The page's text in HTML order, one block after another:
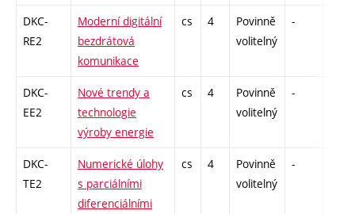
DKC-
RE2
Moderní digitální
bezdrátová
komunikace
cs 4
Povinně
volitelný
-
DKC-
EE2
Nové trendy a
technologie
výroby energie
cs 4
Povinně
volitelný
-
DKC-
TE2
Numerické úlohy
s parciálními
diferenciálními
cs 4
Povinně
volitelný
-